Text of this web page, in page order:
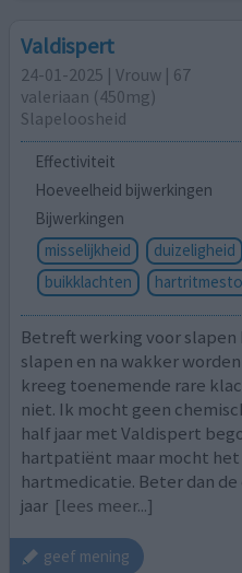
Valdispert
24-01-2025 | Vrouw | 67
valeriaan (450mg)
Slapeloosheid
Effectiviteit
Hoeveelheid bijwerkingen
Bijwerkingen
misselijkheid
duizeligheid
buikklachten
Betreft werking voor
slapen en na wakker
kreeg toenemende rare
niet. Ik mocht geen
half jaar met Valdispert
hartpatiënt maar mocht
hartmedicatie. Beter dan
jaar [lees meer...]
geef mening